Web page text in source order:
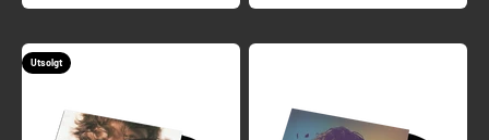
Utsolgt